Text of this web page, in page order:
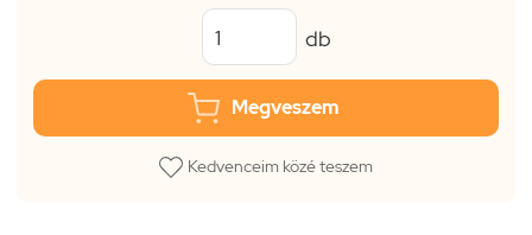
db
Megveszem
Kedvenceim közé teszem